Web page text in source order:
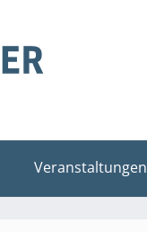
Veranstaltungen